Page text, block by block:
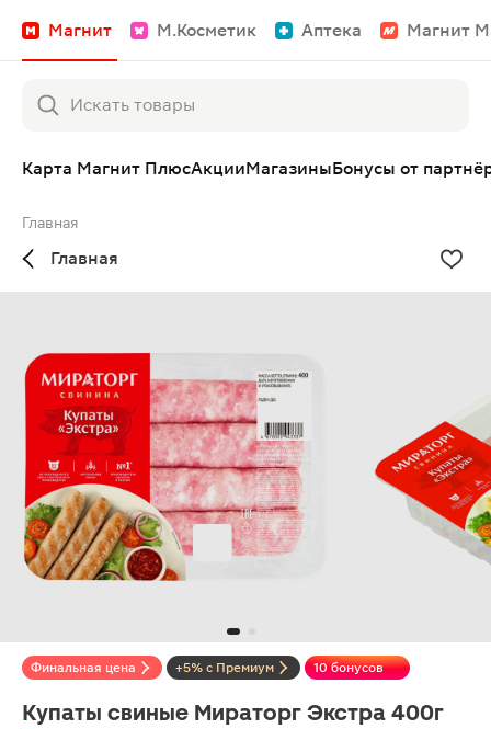
Магнит М.Косметик Аптека Магнит
Карта Магнит ПлюсАкцииМагазиныБонусы от
Главная
Главная
Финальная цена +5% с Премиум 10 бонусов
Купаты свиные Мираторг Экстра 400г